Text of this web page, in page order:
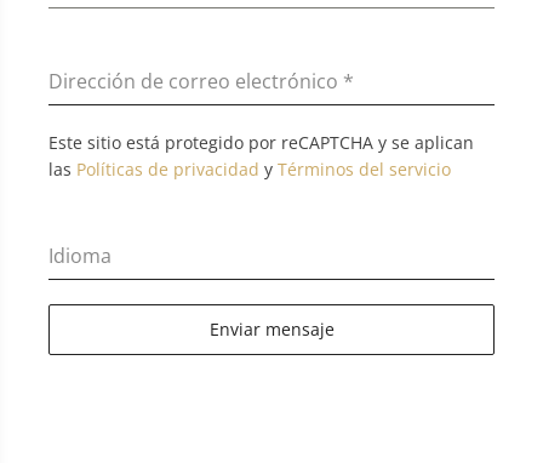
Dirección de correo electrónico *
Este sitio está protegido por reCAPTCHA y se aplican
las Políticas de privacidad y Términos del servicio
Idioma
Enviar mensaje